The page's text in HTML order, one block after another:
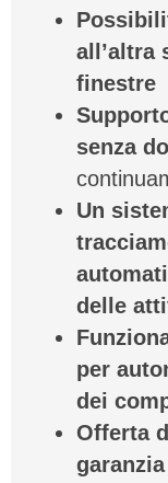
all’altra
finestre
senza
Un
delle
per
dei
Offerta